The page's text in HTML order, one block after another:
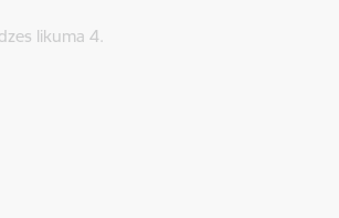
likuma 4.